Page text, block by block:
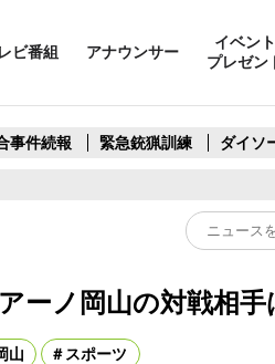
ビ番組 アナウンサー
イベント
プレゼン
事件続報 緊急銃猟訓練 ダイソ
ーノ岡山の対戦相
山 スポーツ